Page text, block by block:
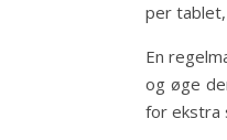
per
En
og øge
for ekstra